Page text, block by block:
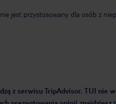
jest przystosowany dla osób z
z serwisu TripAdvisor. TUI